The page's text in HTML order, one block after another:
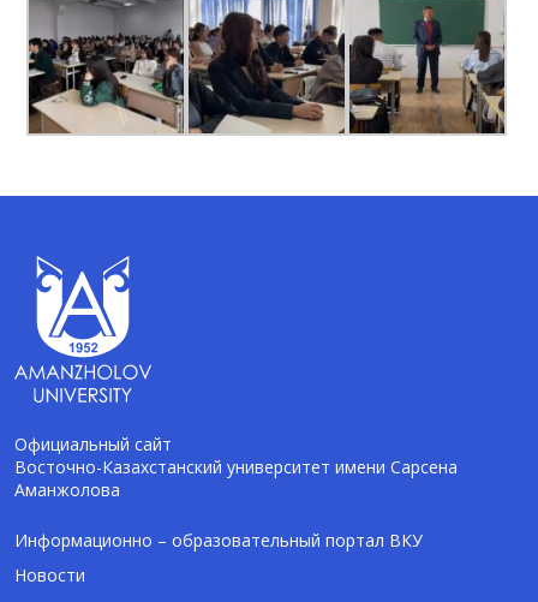
Официальный сайт
Восточно-Казахстанский университет имени Сарсена
Аманжолова
Информационно – образовательный портал ВКУ
Новости
Помощник Amanzholov University